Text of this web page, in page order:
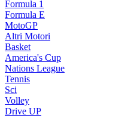
Formula 1
Formula E
MotoGP
Altri Motori
Basket
America's Cup
Nations League
Tennis
Sci
Volley
Drive UP